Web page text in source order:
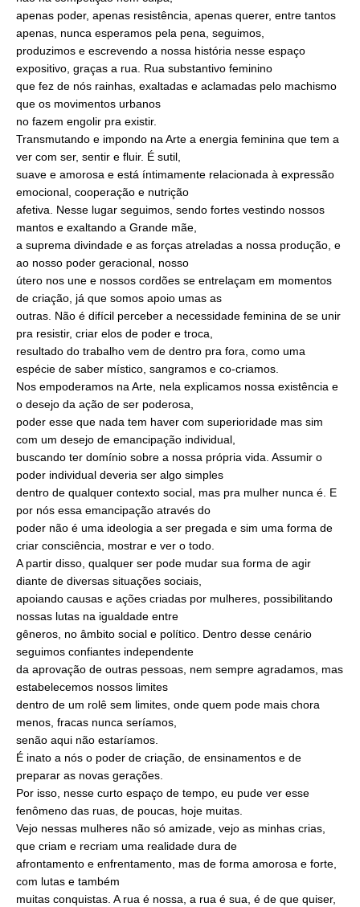
apenas poder, apenas resistência, apenas querer, entre tantos
apenas, nunca esperamos pela pena, seguimos,
produzimos e escrevendo a nossa história nesse espaço
expositivo, graças a rua. Rua substantivo feminino
que fez de nós rainhas, exaltadas e aclamadas pelo machismo
que os movimentos urbanos
no fazem engolir pra existir.
Transmutando e impondo na Arte a energia feminina que tem a
ver com ser, sentir e fluir. É sutil,
suave e amorosa e está íntimamente relacionada à expressão
emocional, cooperação e nutrição
afetiva. Nesse lugar seguimos, sendo fortes vestindo nossos
mantos e exaltando a Grande mãe,
a suprema divindade e as forças atreladas a nossa produção, e
ao nosso poder geracional, nosso
útero nos une e nossos cordões se entrelaçam em momentos
de criação, já que somos apoio umas as
outras. Não é difícil perceber a necessidade feminina de se unir
pra resistir, criar elos de poder e troca,
resultado do trabalho vem de dentro pra fora, como uma
espécie de saber místico, sangramos e co-criamos.
Nos empoderamos na Arte, nela explicamos nossa existência e
o desejo da ação de ser poderosa,
poder esse que nada tem haver com superioridade mas sim
com um desejo de emancipação individual,
buscando ter domínio sobre a nossa própria vida. Assumir o
poder individual deveria ser algo simples
dentro de qualquer contexto social, mas pra mulher nunca é. E
por nós essa emancipação através do
poder não é uma ideologia a ser pregada e sim uma forma de
criar consciência, mostrar e ver o todo.
A partir disso, qualquer ser pode mudar sua forma de agir
diante de diversas situações sociais,
apoiando causas e ações criadas por mulheres, possibilitando
nossas lutas na igualdade entre
gêneros, no âmbito social e político. Dentro desse cenário
seguimos confiantes independente
da aprovação de outras pessoas, nem sempre agradamos, mas
estabelecemos nossos limites
dentro de um rolê sem limites, onde quem pode mais chora
menos, fracas nunca seríamos,
senão aqui não estaríamos.
É inato a nós o poder de criação, de ensinamentos e de
preparar as novas gerações.
Por isso, nesse curto espaço de tempo, eu pude ver esse
fenômeno das ruas, de poucas, hoje muitas.
Vejo nessas mulheres não só amizade, vejo as minhas crias,
que criam e recriam uma realidade dura de
afrontamento e enfrentamento, mas de forma amorosa e forte,
com lutas e também
muitas conquistas. A rua é nossa, a rua é sua, é de que quiser,